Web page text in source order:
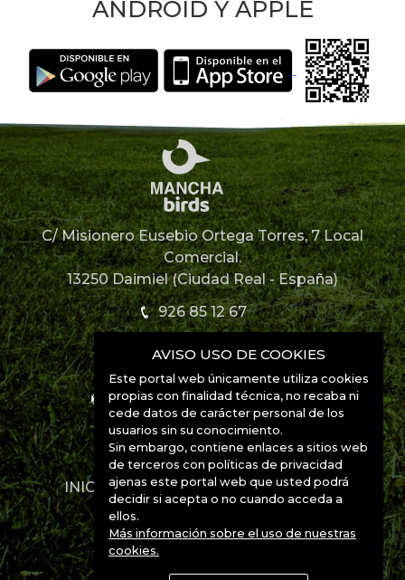
ANDROID Y APPLE
C/ Misionero Eusebio Ortega Torres, 7 Local
Comercial.
13250 Daimiel (Ciudad Real - España)
926 85 12 67
926 85 52 49
info@manchabirds.com
Ubicación
INICIO DESTINOS
ESPECIES
CONTACTO
AVISO USO DE COOKIES
Este portal web únicamente utiliza cookies
propias con finalidad técnica, no recaba ni
cede datos de carácter personal de los
usuarios sin su conocimiento.
Sin embargo, contiene enlaces a sitios web
de terceros con políticas de privacidad
ajenas este portal web que usted podrá
decidir si acepta o no cuando acceda a
ellos.
Más información sobre el uso de nuestras
cookies.